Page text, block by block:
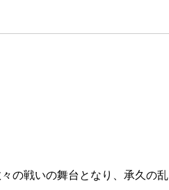
の戦いの舞台となり、承久の乱